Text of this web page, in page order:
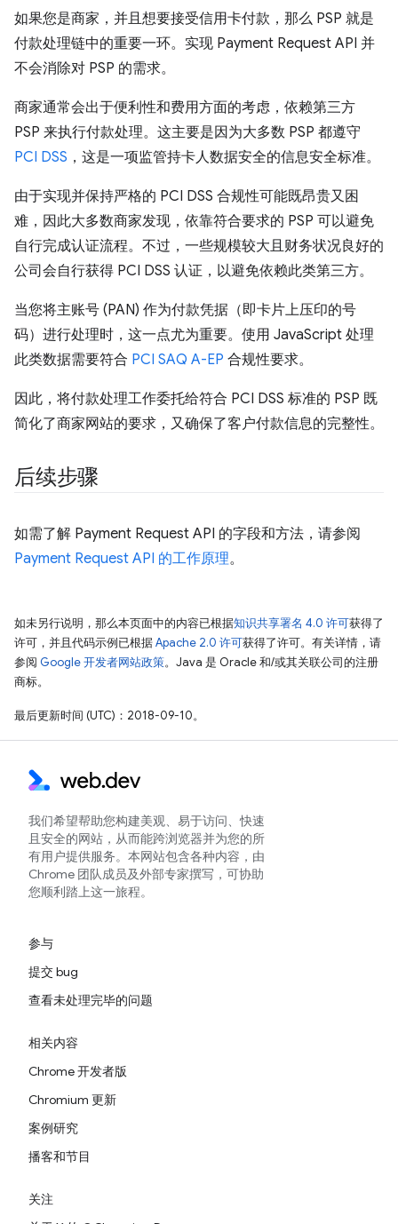
如果您是商家，并且想要接受信用卡付款，那么 PSP 就是
付款处理链中的重要一环。实现 Payment Request API 并
不会消除对 PSP 的需求。
商家通常会出于便利性和费用方面的考虑，依赖第三方
PSP 来执行付款处理。这主要是因为大多数 PSP 都遵守
PCI DSS ，这是一项监管持卡人数据安全的信息安全标准。
由于实现并保持严格的 PCI DSS 合规性可能既昂贵又困
难，因此大多数商家发现，依靠符合要求的 PSP 可以避免
自行完成认证流程。不过，一些规模较大且财务状况良好的
公司会自行获得 PCI DSS 认证，以避免依赖此类第三方。
当您将主账号 (PAN) 作为付款凭据（即卡片上压印的号
码）进行处理时，这一点尤为重要。使用 JavaScript 处理
此类数据需要符合 PCI SAQ A-EP 合规性要求。
因此，将付款处理工作委托给符合 PCI DSS 标准的 PSP 既
简化了商家网站的要求，又确保了客户付款信息的完整性。
后续步骤
如需了解 Payment Request API 的字段和方法，请参阅
Payment Request API 的工作原理。
如未另行说明，那么本页面中的内容已根据知识共享署名 4.0 许可获得了
许可，并且代码示例已根据Apache 2.0 许可获得了许可。有关详情，请
参阅 Google 开发者网站政策。Java 是 Oracle 和/或其关联公司的注册
商标。
最后更新时间 (UTC)：2018-09-10。
我们希望帮助您构建美观、易于访问、快速
且安全的网站，从而能跨浏览器并为您的所
有用户提供服务。本网站包含各种内容，由
Chrome 团队成员及外部专家撰写，可协助
您顺利踏上这一旅程。
参与
提交 bug
查看未处理完毕的问题
相关内容
Chrome 开发者版
Chromium 更新
案例研究
播客和节目
关注